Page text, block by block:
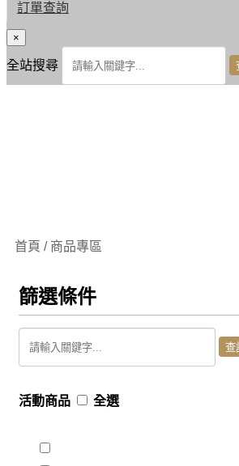
訂單查詢
×
全站搜尋
首頁 / 商品專區
篩選條件
活動商品 全選